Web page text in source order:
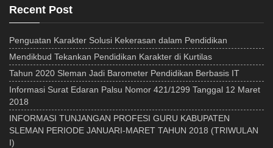
Recent Post
Penguatan Karakter Solusi Kekerasan dalam Pendidikan
Mendikbud Tekankan Pendidikan Karakter di Kurtilas
Tahun 2020 Sleman Jadi Barometer Pendidikan Berbasis IT
Informasi Surat Edaran Palsu Nomor 421/1299 Tanggal 12 Maret
2018
INFORMASI TUNJANGAN PROFESI GURU KABUPATEN
SLEMAN PERIODE JANUARI-MARET TAHUN 2018 (TRIWULAN
I)